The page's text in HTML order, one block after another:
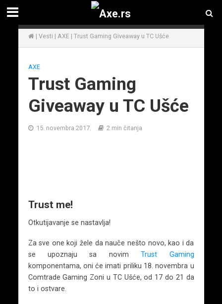
| Vesti | AXE| Trust Gaming Giveaway u TC Ušće
AXE
Trust Gaming
Giveaway u TC Ušće
15. novembra 2017. 2 min čitanja
Trust me!
Otkutijavanje se nastavlja!
Za sve one koji žele da nauče nešto novo, kao i da
se upoznaju sa novimTrust Gaming
komponentama, oni će imati priliku 18. novembra u
Comtrade Gaming Zoni u TC Ušće, od 17 do 21 da
to i ostvare.